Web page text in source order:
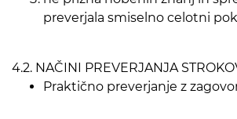
preverjala smiselno celotni
4.2. NAČINI PREVERJANJA
Praktično preverjanje z